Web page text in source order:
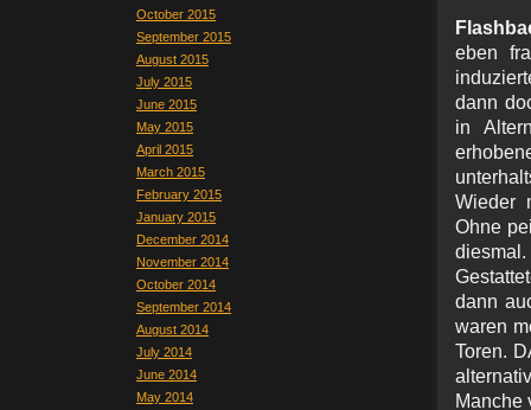
October 2015
September 2015
August 2015
July 2015
June 2015
May 2015
April 2015
March 2015
February 2015
January 2015
December 2014
November 2014
October 2014
September 2014
August 2014
July 2014
June 2014
May 2014
eben
dann
in
Wieder
Ohne
dann
waren
Toren.
Manche